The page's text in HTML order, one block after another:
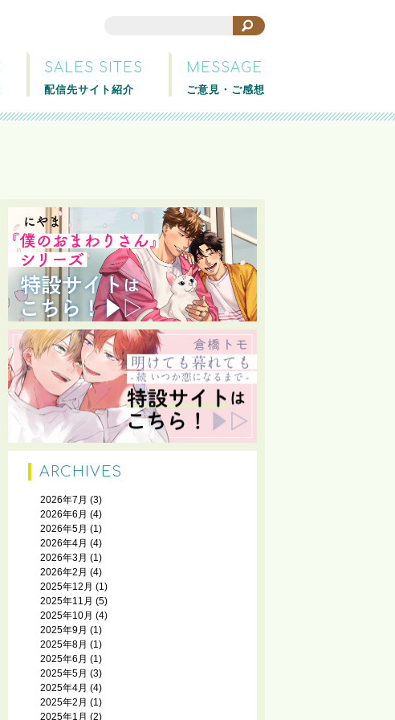
SALES SITES
配信先サイト紹介
MESSAGE
ご意見・ご感想
ARCHIVES
2026年7月 (3)
2026年6月 (4)
2026年5月 (1)
2026年4月 (4)
2026年3月 (1)
2026年2月 (4)
2025年12月 (1)
2025年11月 (5)
2025年10月 (4)
2025年9月 (1)
2025年8月 (1)
2025年6月 (1)
2025年5月 (3)
2025年4月 (4)
2025年2月 (1)
2025年1月 (2)